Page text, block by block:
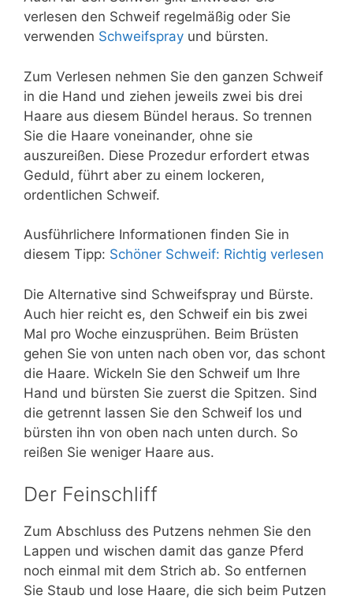
verlesen den Schweif regelmäßig oder Sie
verwenden Schweifspray und bürsten.
Zum Verlesen nehmen Sie den ganzen Schweif
in die Hand und ziehen jeweils zwei bis drei
Haare aus diesem Bündel heraus. So trennen
Sie die Haare voneinander, ohne sie
auszureißen. Diese Prozedur erfordert etwas
Geduld, führt aber zu einem lockeren,
ordentlichen Schweif.
Ausführlichere Informationen finden Sie in
diesem Tipp: Schöner Schweif: Richtig verlesen
Die Alternative sind Schweifspray und Bürste.
Auch hier reicht es, den Schweif ein bis zwei
Mal pro Woche einzusprühen. Beim Brüsten
gehen Sie von unten nach oben vor, das schont
die Haare. Wickeln Sie den Schweif um Ihre
Hand und bürsten Sie zuerst die Spitzen. Sind
die getrennt lassen Sie den Schweif los und
bürsten ihn von oben nach unten durch. So
reißen Sie weniger Haare aus.
Der Feinschliff
Zum Abschluss des Putzens nehmen Sie den
Lappen und wischen damit das ganze Pferd
noch einmal mit dem Strich ab. So entfernen
Sie Staub und lose Haare, die sich beim Putzen